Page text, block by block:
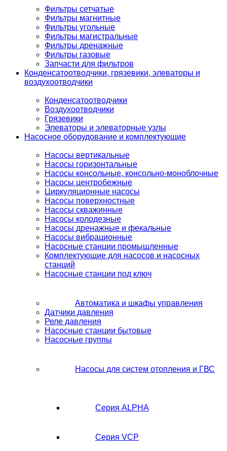
Фильтры сетчатые
Фильтры магнитные
Фильтры угольные
Фильтры магистральные
Фильтры дренажные
Фильтры газовые
Запчасти для фильтров
Конденсатоотводчики, грязевики, элеваторы и
воздухоотводчики
Конденсатоотводчики
Воздухоотводчики
Грязевики
Элеваторы и элеваторные узлы
Насосное оборудование и комплектующие
Насосы вертикальные
Насосы горизонтальные
Насосы консольные, консольно-моноблочные
Насосы центробежные
Циркуляционные насосы
Насосы поверхностные
Насосы скважинные
Насосы колодезные
Насосы дренажные и фекальные
Насосы вибрационные
Насосные станции промышленные
Комплектующие для насосов и насосных
станций
Насосные станции под ключ
Автоматика и шкафы управления
Датчики давления
Реле давления
Насосные станции бытовые
Насосные группы
Насосы для систем отопления и ГВС
Серия ALPHA
Серия VCP